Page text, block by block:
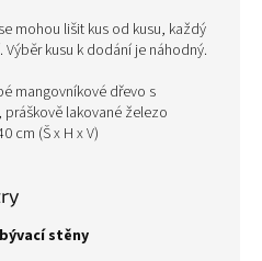
mohou lišit kus od kusu, každý
kusu k dodání je náhodný.
mangovníkové dřevo s
lakované železo
cm (Š x H x V)
stěny